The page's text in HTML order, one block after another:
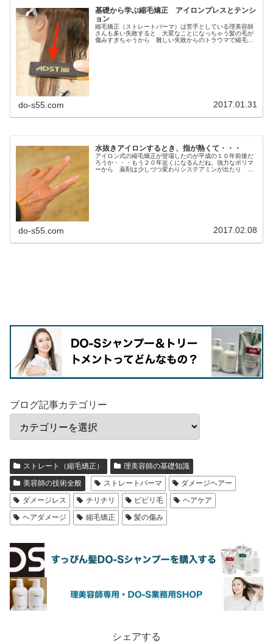
基礎から学ぶ縮毛矯正 アイロンプレスとテンシ
ョン
縮毛矯正（ストレートパーマ）は苦手としている理美容師
さんも多い失敗すると 大変なことになっちゃう髪の毛が
傷みすぎちゃうから 難しい失敗からのトラウマで縮毛矯
do-s55.com 2017.01.31
水抜きアイロンするとき、指が熱くて・・・
アイロン式の縮毛矯正が登場したのが平成の１０年前後だ
ろうか・・・もう２０年近くになるんだね。強力なポリマ
ーから 薬剤は少しづつ変わりシステアミンが出たり ス
do-s55.com 2017.02.08
ブログ記事カテゴリー
ストレート（縮毛矯正）
理美容師の基礎知識
美容師の技術全般
ストレートパーマ
ダメージヘアー
ダメージレス
チリチリ ビビリ毛
ヘアケア
ヘアダメージ
縮毛矯正 髪の傷み
シェアする